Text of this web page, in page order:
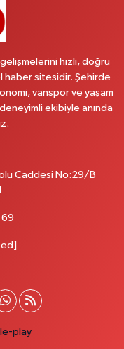
mahallesi terzioğlu, Eski
hızlı, doğru
haber sitesidir. Şehirde
vanspor ve yaşam
ekibiyle anında
Caddesi No:29/B